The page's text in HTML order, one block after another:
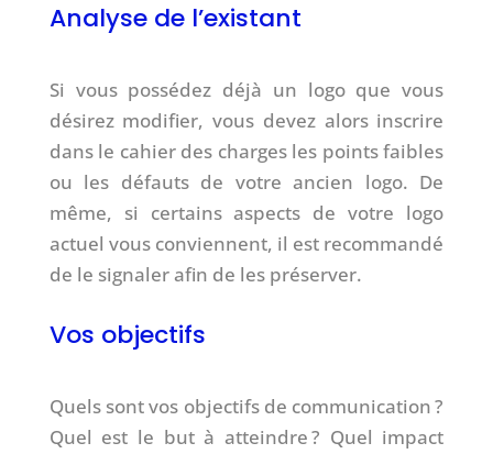
Analyse de l’existant
Si vous possédez déjà un logo que vous
désirez modifier, vous devez alors inscrire
dans le cahier des charges les points faibles
ou les défauts de votre ancien logo. De
même, si certains aspects de votre logo
actuel vous conviennent, il est recommandé
de le signaler afin de les préserver.
Vos objectifs
Quels sont vos objectifs de communication ?
Quel est le but à atteindre ? Quel impact